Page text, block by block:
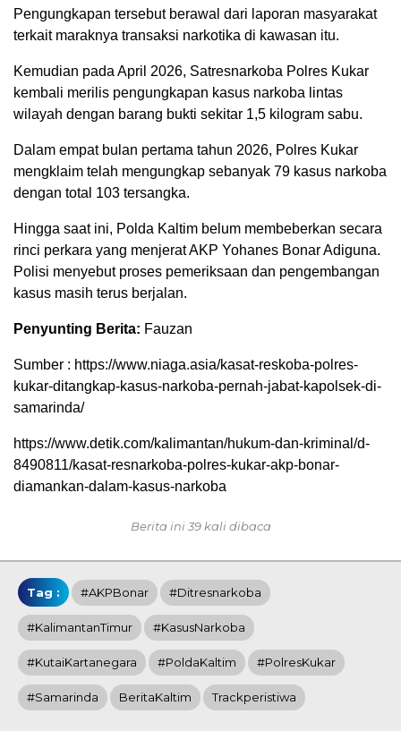
Pengungkapan tersebut berawal dari laporan masyarakat
terkait maraknya transaksi narkotika di kawasan itu.
Kemudian pada April 2026, Satresnarkoba Polres Kukar
kembali merilis pengungkapan kasus narkoba lintas
wilayah dengan barang bukti sekitar 1,5 kilogram sabu.
Dalam empat bulan pertama tahun 2026, Polres Kukar
mengklaim telah mengungkap sebanyak 79 kasus narkoba
dengan total 103 tersangka.
Hingga saat ini, Polda Kaltim belum membeberkan secara
rinci perkara yang menjerat AKP Yohanes Bonar Adiguna.
Polisi menyebut proses pemeriksaan dan pengembangan
kasus masih terus berjalan.
Penyunting Berita: Fauzan
Sumber : https://www.niaga.asia/kasat-reskoba-polres-
kukar-ditangkap-kasus-narkoba-pernah-jabat-kapolsek-di-
samarinda/
https://www.detik.com/kalimantan/hukum-dan-kriminal/d-
8490811/kasat-resnarkoba-polres-kukar-akp-bonar-
diamankan-dalam-kasus-narkoba
Berita ini 39 kali dibaca
Tag : #AKPBonar #Ditresnarkoba
#KalimantanTimur #KasusNarkoba
#KutaiKartanegara #PoldaKaltim #PolresKukar
#Samarinda BeritaKaltim Trackperistiwa